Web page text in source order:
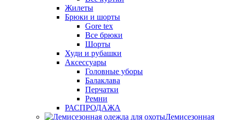
Жилеты
Брюки и шорты
Gore tex
Все брюки
Шорты
Худи и рубашки
Аксессуары
Головные уборы
Балаклава
Перчатки
Ремни
РАСПРОДАЖА
Демисезонная